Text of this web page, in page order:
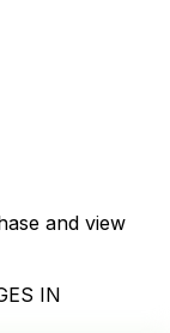
and view
IN